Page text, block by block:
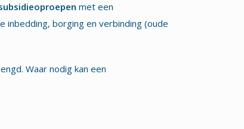
met een
inbedding, borging en verbinding (oude
Waar nodig kan een